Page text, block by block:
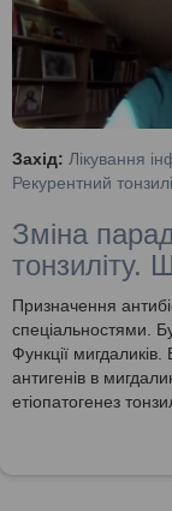
Захід: Лікування
Рекурентний
Зміна
тонзиліту.
Призначення
спеціальностями.
Функції мигдаликів.
антигенів в
етіопатогенез